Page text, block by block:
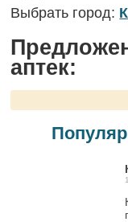
Выбрать город:
аптек: